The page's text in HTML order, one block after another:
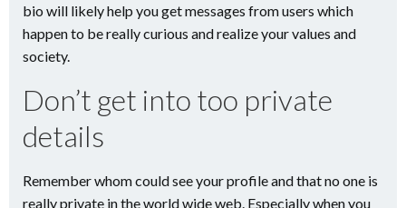
bio will likely help you get messages from users which
happen to be really curious and realize your values and
society.
Don’t get into too private
details
Remember whom could see your profile and that no one is
really private in the world wide web. Especially when you